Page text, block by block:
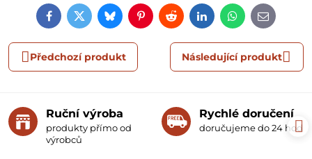
FacebookTwitterBlueskyPinterestRedditLinkedInWhatsApp
E-
mail
Předchozí produkt Následující produkt
Ruční výroba
produkty přímo od
výrobců
Rychlé doručení
doručujeme do 24 hodin